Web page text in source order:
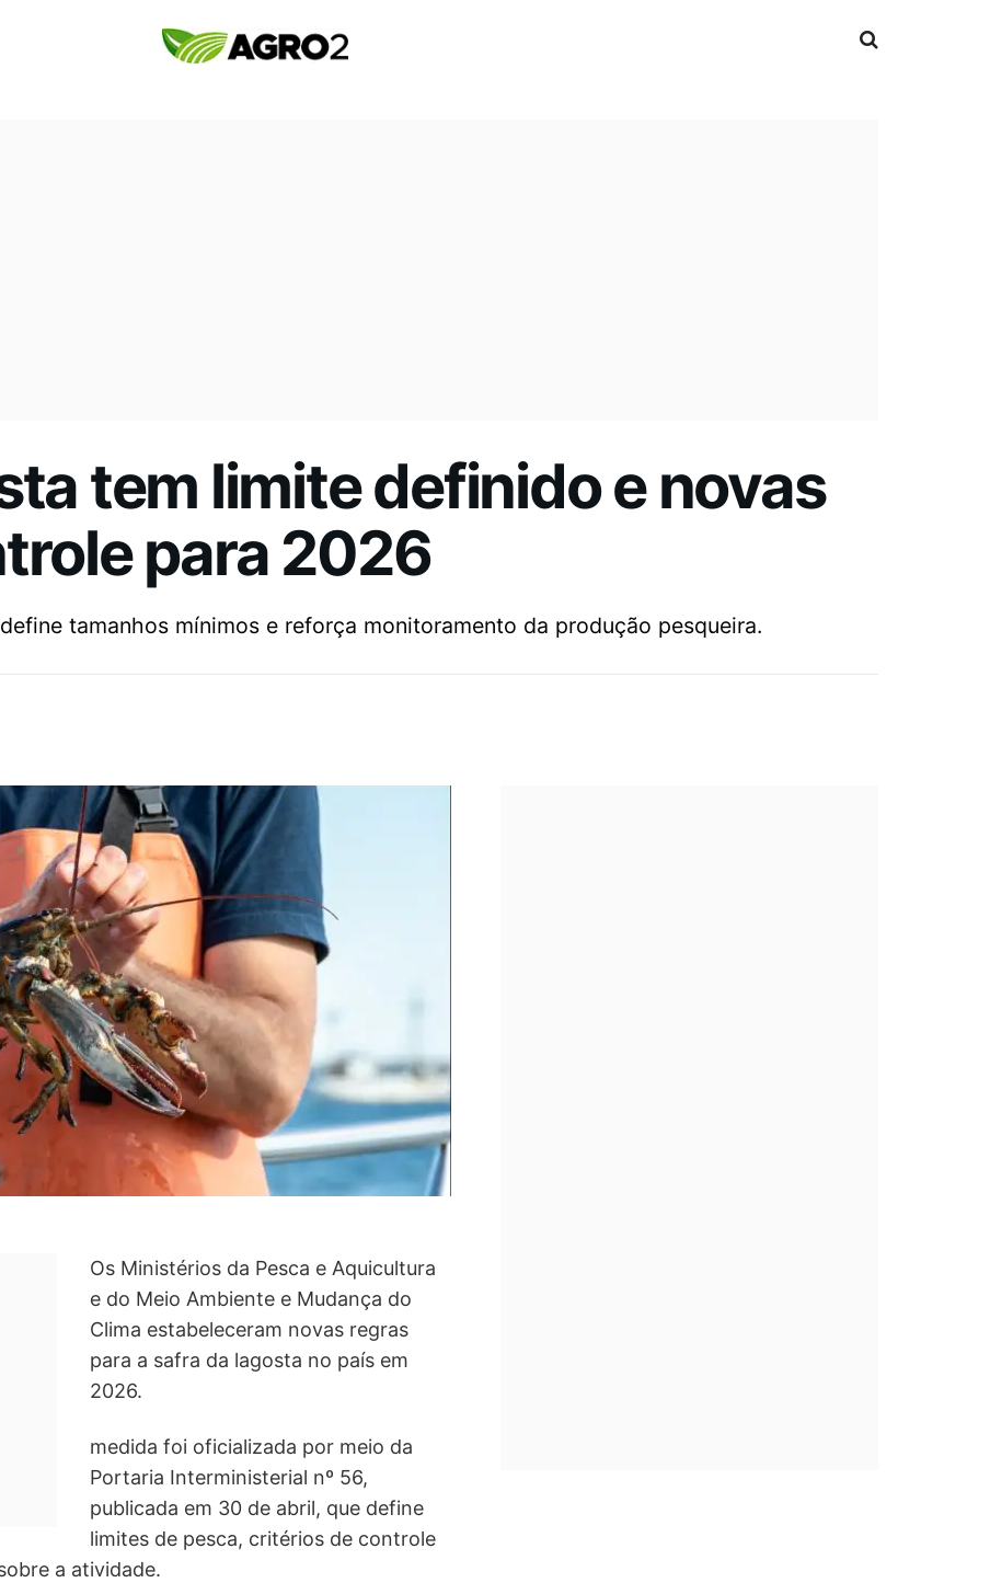
tem limite definido e novas
para 2026
tamanhos mínimos e reforça monitoramento da produção pesqueira.
Os Ministérios da Pesca e Aquicultura
e do Meio Ambiente e Mudança do
Clima estabeleceram novas regras
para a safra da lagosta no país em
2026.
medida foi oficializada por meio da
Portaria Interministerial nº 56,
publicada em 30 de abril, que define
limites de pesca, critérios de controle
a atividade.